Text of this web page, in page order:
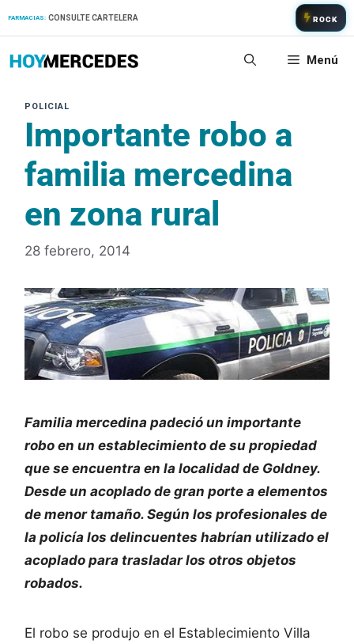
FARMACIAS: CONSULTE CARTELERA ROCK
Menú
Importante robo a
familia mercedina
en zona rural
28 febrero, 2014
Familia mercedina padeció un importante
robo en un establecimiento de su propiedad
que se encuentra en la localidad de Goldney.
Desde un acoplado de gran porte a elementos
de menor tamaño. Según los profesionales de
la policía los delincuentes habrían utilizado el
acoplado para trasladar los otros objetos
robados.
El robo se produjo en el Establecimiento Villa